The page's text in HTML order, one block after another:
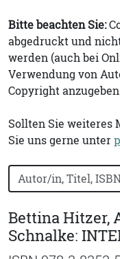
Bitte beachten Sie:
abgedruckt und
werden (auch bei
Verwendung von
Copyright
Sollten Sie weiteres
Sie uns gerne unter
Bücher nach
Bettina Hitzer,
Schnalke: